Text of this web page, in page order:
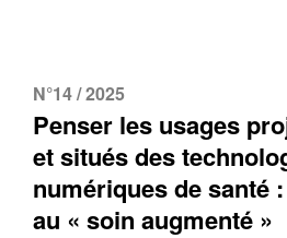
N°14 / 2025
Penser les usages
et situés des
numériques de santé
au « soin augmenté »